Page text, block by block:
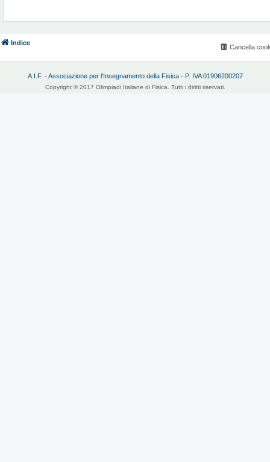
Indice
Cancella
A.I.F. - Associazione per l'Insegnamento della Fisica - P. IVA 01906200207
Copyright © 2017 Olimpiadi Italiane di Fisica. Tutti i diritti riservati.